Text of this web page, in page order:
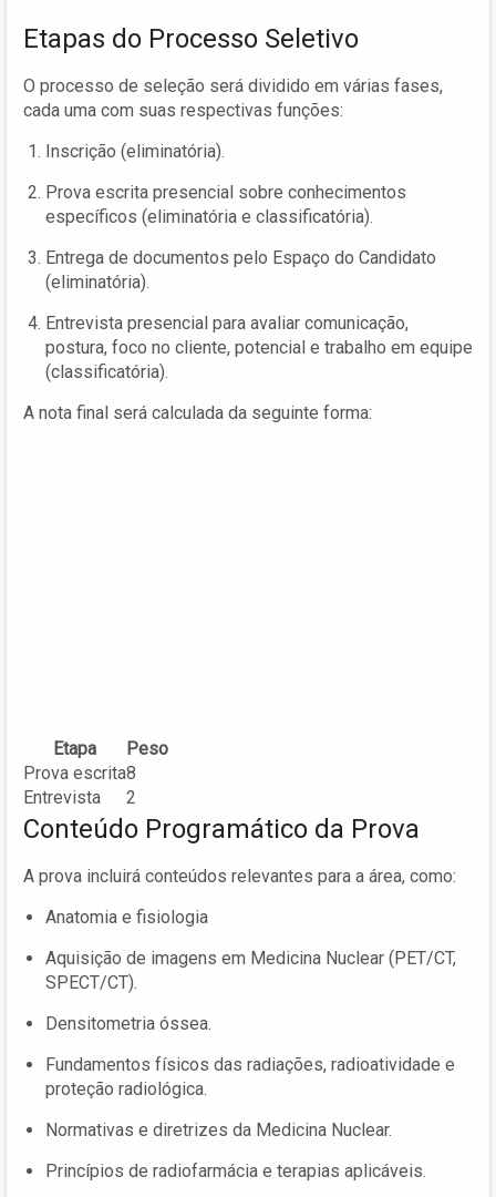
Etapas do Processo Seletivo
O processo de seleção será dividido em várias fases,
cada uma com suas respectivas funções:
Inscrição (eliminatória).
Prova escrita presencial sobre conhecimentos
específicos (eliminatória e classificatória).
Entrega de documentos pelo Espaço do Candidato
(eliminatória).
Entrevista presencial para avaliar comunicação,
postura, foco no cliente, potencial e trabalho em equipe
(classificatória).
A nota final será calculada da seguinte forma:
Etapa
Peso
Prova escrita8
Entrevista
2
Conteúdo Programático da Prova
A prova incluirá conteúdos relevantes para a área, como:
Anatomia e fisiologia
Aquisição de imagens em Medicina Nuclear (PET/CT,
SPECT/CT).
Densitometria óssea.
Fundamentos físicos das radiações, radioatividade e
proteção radiológica.
Normativas e diretrizes da Medicina Nuclear.
Princípios de radiofarmácia e terapias aplicáveis.